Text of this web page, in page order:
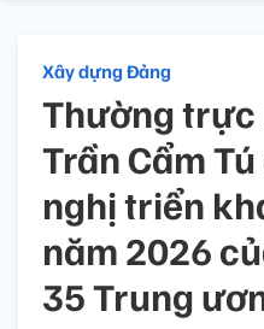
Xây dựng Đảng
Thường trực
Trần Cẩm
nghị triển
năm 2026
35 Trung